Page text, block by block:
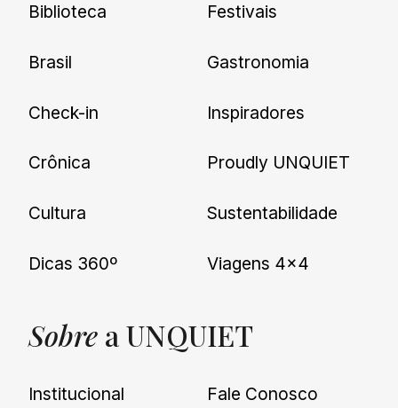
Biblioteca
Brasil
Check-in
Crônica
Cultura
Dicas 360º
Festivais
Gastronomia
Inspiradores
Proudly UNQUIET
Sustentabilidade
Viagens 4×4
Sobre a UNQUIET
Institucional Fale Conosco